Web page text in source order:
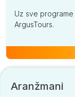
Uz sve
ArgusTours.
Aranžmani